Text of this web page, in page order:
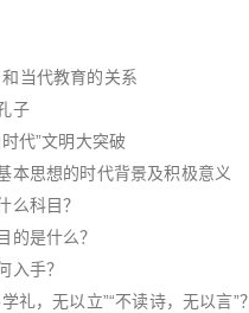
和当代教育的关系
子
代”文明大突破
本思想的时代背景及积极意义
么科目？
的是什么？
入手？
礼，无以立”“不读诗，无以言”？